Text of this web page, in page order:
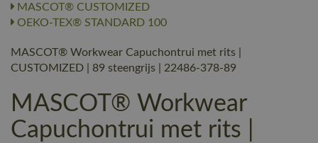
MASCOT® CUSTOMIZED
OEKO-TEX® STANDARD 100
MASCOT® Workwear Capuchontrui met rits |
CUSTOMIZED | 89 steengrijs | 22486-378-89
MASCOT® Workwear
Capuchontrui met rits |